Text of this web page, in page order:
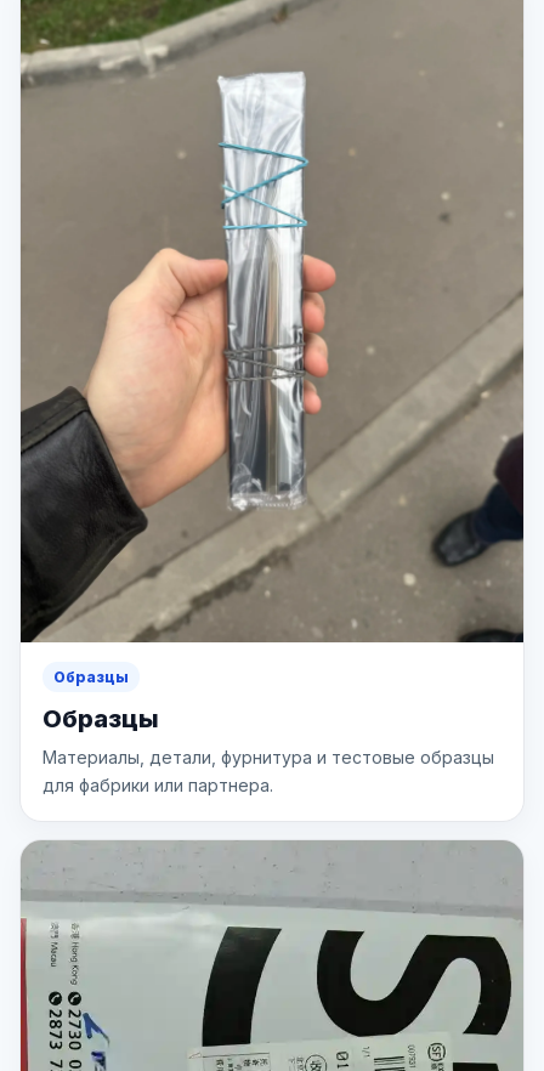
Образцы
Образцы
Материалы, детали, фурнитура и тестовые образцы
для фабрики или партнера.